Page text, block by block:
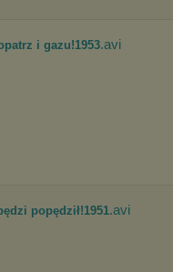
i gazu!1953.avi
popędził!1951.avi